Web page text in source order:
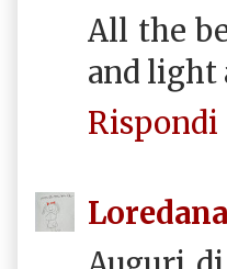
All the
and light
Rispondi
Loredana